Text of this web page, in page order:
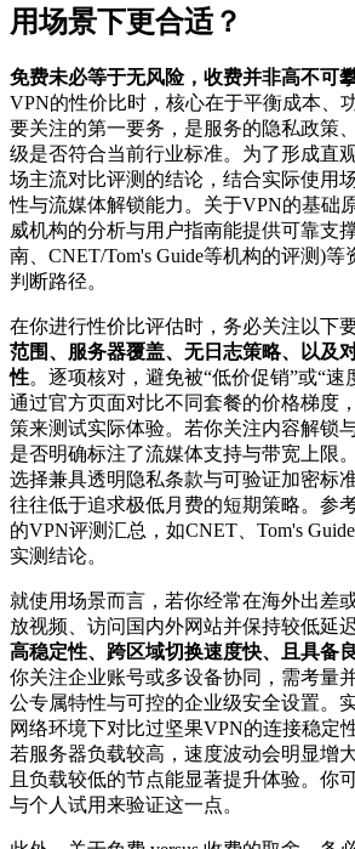
用场景下更合适？
免费未必等于无风险，收费并非高不可攀
VPN的性价比时，核心在于平衡成本、
要关注的第一要务，是服务的隐私政策
级是否符合当前行业标准。为了形成直
场主流对比评测的结论，结合实际使用
性与流媒体解锁能力。关于VPN的基础
威机构的分析与用户指南能提供可靠支
南、CNET/Tom's Guide等机构的评测)
判断路径。
在你进行性价比评估时，务必关注以下要
范围、服务器覆盖、无日志策略、以及
性。逐项核对，避免被“低价促销”或“速
通过官方页面对比不同套餐的价格梯度
策来测试实际体验。若你关注内容解锁
是否明确标注了流媒体支持与带宽上限
选择兼具透明隐私条款与可验证加密标
往往低于追求极低月费的短期策略。参
的VPN评测汇总，如CNET、Tom's
实测结论。
就使用场景而言，若你经常在海外出差
放视频、访问国内外网站并保持较低延
高稳定性、跨区域切换速度快、且具备
你关注企业账号或多设备协同，需考量
公专属特性与可控的企业级安全设置。
网络环境下对比过坚果VPN的连接稳定
若服务器负载较高，速度波动会明显增
且负载较低的节点能显著提升体验。你
与个人试用来验证这一点。